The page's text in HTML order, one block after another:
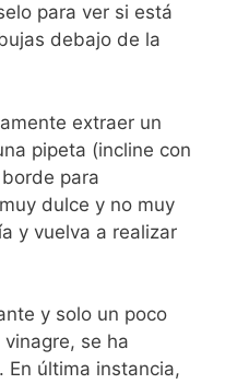
para ver si está
debajo de la
extraer un
pipeta (incline con
para
dulce y no muy
y vuelva a realizar
y solo un poco
se ha
última instancia,